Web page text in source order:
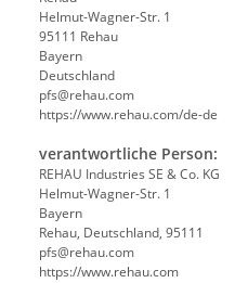
Helmut-Wagner-Str. 1
95111 Rehau
Bayern
Deutschland
pfs@rehau.com
https://www.rehau.com/de-de
verantwortliche Person:
REHAU Industries SE & Co. KG
Helmut-Wagner-Str. 1
Bayern
Rehau, Deutschland, 95111
pfs@rehau.com
https://www.rehau.com